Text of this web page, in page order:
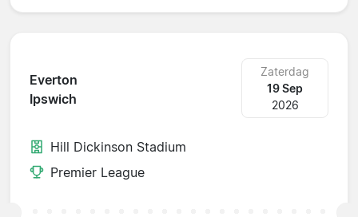
Everton
Ipswich
Zaterdag
19 Sep
2026
Hill Dickinson Stadium
Premier League